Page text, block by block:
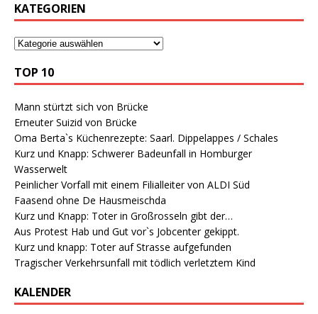
KATEGORIEN
TOP 10
Mann stürtzt sich von Brücke
Erneuter Suizid von Brücke
Oma Berta`s Küchenrezepte: Saarl. Dippelappes / Schales
Kurz und Knapp: Schwerer Badeunfall in Homburger
Wasserwelt
Peinlicher Vorfall mit einem Filialleiter von ALDI Süd
Faasend ohne De Hausmeischda
Kurz und Knapp: Toter in Großrosseln gibt der…
Aus Protest Hab und Gut vor`s Jobcenter gekippt.
Kurz und knapp: Toter auf Strasse aufgefunden
Tragischer Verkehrsunfall mit tödlich verletztem Kind
KALENDER